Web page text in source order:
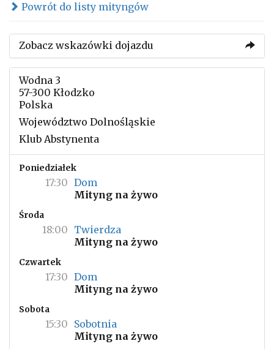
Powrót do listy mityngów
Zobacz wskazówki dojazdu
Wodna 3
57-300 Kłodzko
Polska
Województwo Dolnośląskie
Klub Abstynenta
Poniedziałek
17:30 Dom
Mityng na żywo
Środa
18:00 Twierdza
Mityng na żywo
Czwartek
17:30 Dom
Mityng na żywo
Sobota
15:30 Sobotnia
Mityng na żywo